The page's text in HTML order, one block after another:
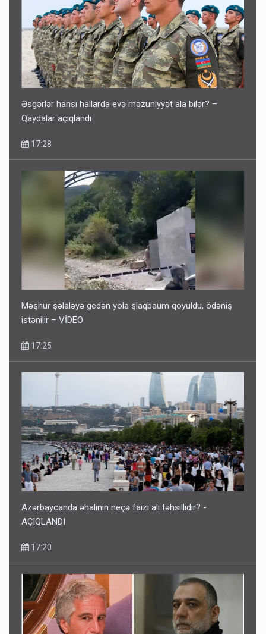
Əsgərlər hansı hallarda evə məzuniyyət ala bilər? –
Qaydalar açıqlandı
17:28
Məşhur şəlaləyə gedən yola şlaqbaum qoyuldu, ödəniş
istənilir – VİDEO
17:25
Azərbaycanda əhalinin neçə faizi ali təhsillidir? -
AÇIQLANDI
17:20